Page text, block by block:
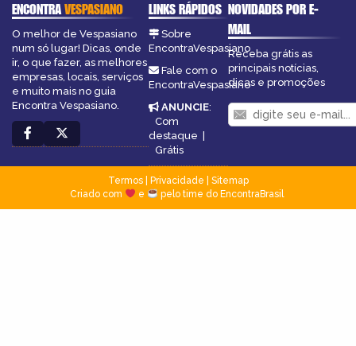
ENCONTRAVESPASIANO
O melhor de Vespasiano
num só lugar! Dicas, onde
ir, o que fazer, as melhores
empresas, locais, serviços
e muito mais no guia
Encontra Vespasiano.
LINKS RÁPIDOS
Sobre
EncontraVespasiano
Fale com o
EncontraVespasiano
ANUNCIE:
Com
destaque |
Grátis
NOVIDADES POR E-
MAIL
Receba grátis as
principais notícias,
dicas e promoções
Termos| Privacidade
Sitemap
Criado com
e pelo time do EncontraBrasil